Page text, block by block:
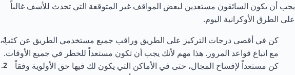
يجب أن يكون السائقون مستعدين لبعض المواقف غير المتوقعة التي تحدث للأسف غالباً
على الطرق الأوكرانية اليوم.
كن في أقصى درجات التركيز على الطريق وراقب جميع مستخدمي الطريق عن كثب،
مع اتباع قواعد المرور. هذا مهم لأنك يجب أن تكون مستعداً للخطر في جميع الأوقات.
كن مستعداً لإفساح المجال، حتى في الأماكن التي يكون لك فيها حق الأولوية وفقاً